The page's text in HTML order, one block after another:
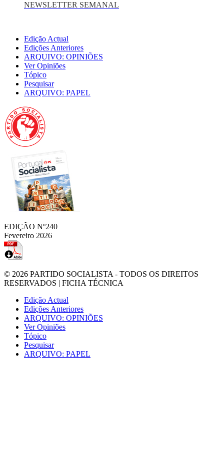
NEWSLETTER SEMANAL
Edição Actual
Edições Anteriores
ARQUIVO: OPINIÕES
Ver Opiniões
Tópico
Pesquisar
ARQUIVO: PAPEL
EDIÇÃO Nº240
Fevereiro 2026
© 2026 PARTIDO SOCIALISTA - TODOS OS DIREITOS
RESERVADOS | FICHA TÉCNICA
Edição Actual
Edições Anteriores
ARQUIVO: OPINIÕES
Ver Opiniões
Tópico
Pesquisar
ARQUIVO: PAPEL